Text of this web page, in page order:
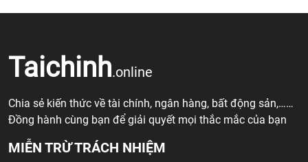
Taichinh.online
Chia sẻ kiến thức về tài chính, ngân hàng, bất động sản,……
Đồng hành cùng bạn để giải quyết mọi thắc mắc của bạn
MIỄN TRỪ TRÁCH NHIỆM